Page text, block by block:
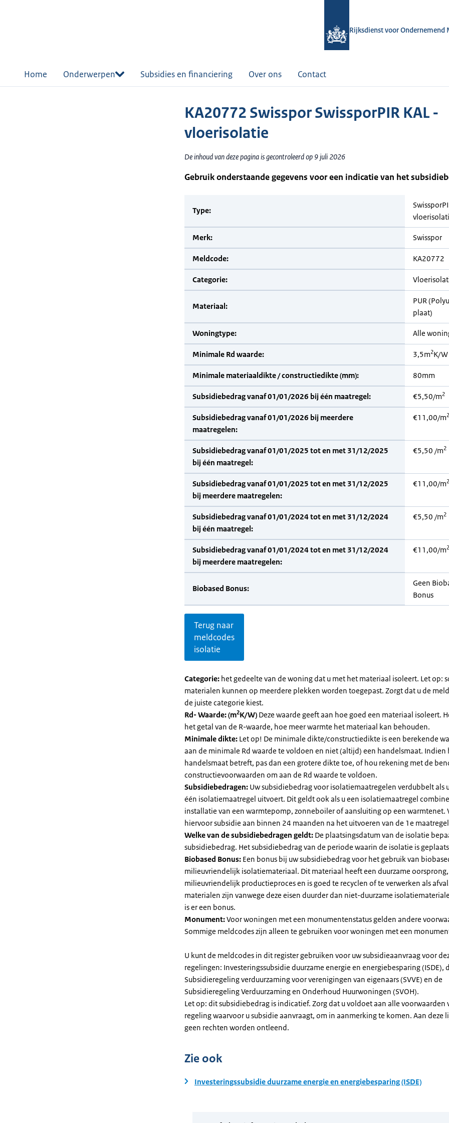
Rijksdienst voor Ondernemend
Home Onderwerpen Subsidies en financiering Over ons Contact
KA20772 Swisspor SwissporPIR KAL -
vloerisolatie
De inhoud van deze pagina is gecontroleerd op 9 juli 2026
Gebruik onderstaande gegevens voor een indicatie van het
Type:
Merk: Swisspor
Meldcode: KA20772
Categorie:
Materiaal:
PUR
plaat)
Woningtype: Alle
Minimale Rd waarde: 3,5m2K/W
Minimale materiaaldikte / constructiedikte (mm): 80mm
Subsidiebedrag vanaf 01/01/2026 bij één maatregel: €5,50/m2
Subsidiebedrag vanaf 01/01/2026 bij meerdere
maatregelen:
€11,00/m2
Subsidiebedrag vanaf 01/01/2025 tot en met 31/12/2025
bij één maatregel:
€5,50 /m2
Subsidiebedrag vanaf 01/01/2025 tot en met 31/12/2025
bij meerdere maatregelen:
€11,00/m2
Subsidiebedrag vanaf 01/01/2024 tot en met 31/12/2024
bij één maatregel:
€5,50 /m2
Subsidiebedrag vanaf 01/01/2024 tot en met 31/12/2024
bij meerdere maatregelen:
€11,00/m2
Biobased Bonus:
Geen
Bonus
Terug naar
meldcodes
isolatie
Categorie: het gedeelte van de woning dat u met het materiaal isoleert. Let op:
materialen kunnen op meerdere plekken worden toegepast. Zorgt dat u de
de juiste categorie kiest.
Rd- Waarde: (m2K/W) Deze waarde geeft aan hoe goed een materiaal isoleert.
het getal van de R-waarde, hoe meer warmte het materiaal kan behouden.
Minimale dikte: Let op! De minimale dikte/constructiedikte is een berekende
aan de minimale Rd waarde te voldoen en niet (altijd) een handelsmaat. Indien
handelsmaat betreft, pas dan een grotere dikte toe, of hou rekening met de
constructievoorwaarden om aan de Rd waarde te voldoen.
Subsidiebedragen: Uw subsidiebedrag voor isolatiemaatregelen verdubbelt als
één isolatiemaatregel uitvoert. Dit geldt ook als u een isolatiemaatregel
installatie van een warmtepomp, zonneboiler of aansluiting op een warmtenet.
hiervoor subsidie aan binnen 24 maanden na het uitvoeren van de 1e
Welke van de subsidiebedragen geldt: De plaatsingsdatum van de isolatie
subsidiebedrag. Het subsidiebedrag van de periode waarin de isolatie is
Biobased Bonus: Een bonus bij uw subsidiebedrag voor het gebruik van
milieuvriendelijk isolatiemateriaal. Dit materiaal heeft een duurzame oorsprong,
milieuvriendelijk productieproces en is goed te recyclen of te verwerken als
materialen zijn vanwege deze eisen duurder dan niet-duurzame
is er een bonus.
Monument:Voor woningen met een monumentenstatus gelden andere
Sommige meldcodes zijn alleen te gebruiken voor woningen met een
U kunt de meldcodes in dit register gebruiken voor uw subsidieaanvraag voor
regelingen: Investeringssubsidie duurzame energie en energiebesparing (ISDE),
Subsidieregeling verduurzaming voor verenigingen van eigenaars (SVVE) en de
Subsidieregeling Verduurzaming en Onderhoud Huurwoningen (SVOH).
Let op: dit subsidiebedrag is indicatief. Zorg dat u voldoet aan alle voorwaarden
regeling waarvoor u subsidie aanvraagt, om in aanmerking te komen. Aan deze
geen rechten worden ontleend.
Zie ook
Investeringssubsidie duurzame energie en energiebesparing (ISDE)